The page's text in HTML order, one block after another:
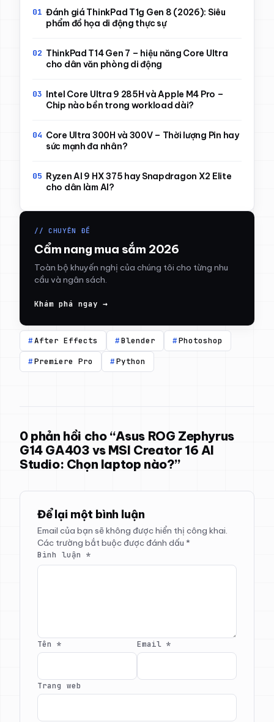
Đánh giá ThinkPad T1g Gen 8 (2026): Siêu
phẩm đồ họa di động thực sự
ThinkPad T14 Gen 7 – hiệu năng Core Ultra
cho dân văn phòng di động
Intel Core Ultra 9 285H và Apple M4 Pro –
Chip nào bền trong workload dài?
Core Ultra 300H và 300V – Thời lượng Pin hay
sức mạnh đa nhân?
Ryzen AI 9 HX 375 hay Snapdragon X2 Elite
cho dân làm AI?
// CHUYÊN ĐỀ
Cẩm nang mua sắm 2026
Toàn bộ khuyến nghị của chúng tôi cho từng nhu
cầu và ngân sách.
Khám phá ngay →
After Effects Blender
Photoshop
Premiere Pro
Python
0 phản hồi cho “Asus ROG Zephyrus
G14 GA403 vs MSI Creator 16 AI
Studio: Chọn laptop nào?”
Để lại một bình luận
Email của bạn sẽ không được hiển thị công khai.
Các trường bắt buộc được đánh dấu *
Bình luận *
Tên * Email *
Trang web